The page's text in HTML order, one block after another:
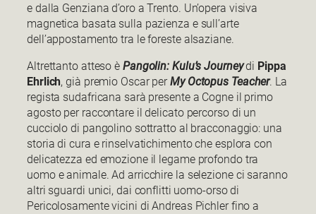
e dalla Genziana d’oro a Trento. Un’opera visiva
magnetica basata sulla pazienza e sull’arte
dell’appostamento tra le foreste alsaziane.
Altrettanto atteso è Pangolin: Kulu’s Journeydi Pippa
Ehrlich, già premio Oscar perMy Octopus Teacher. La
regista sudafricana sarà presente a Cogne il primo
agosto per raccontare il delicato percorso di un
cucciolo di pangolino sottratto al bracconaggio: una
storia di cura e rinselvatichimento che esplora con
delicatezza ed emozione il legame profondo tra
uomo e animale. Ad arricchire la selezione ci saranno
altri sguardi unici, dai conflitti uomo-orso di
Pericolosamente vicini di Andreas Pichler fino a